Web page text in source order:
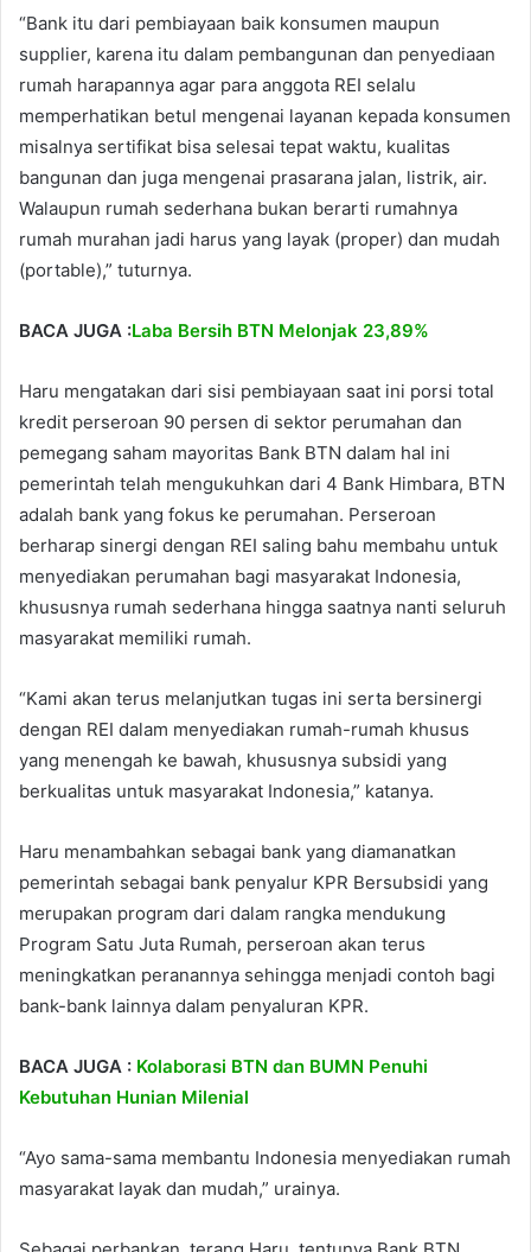
“Bank itu dari pembiayaan baik konsumen maupun
supplier, karena itu dalam pembangunan dan penyediaan
rumah harapannya agar para anggota REI selalu
memperhatikan betul mengenai layanan kepada konsumen
misalnya sertifikat bisa selesai tepat waktu, kualitas
bangunan dan juga mengenai prasarana jalan, listrik, air.
Walaupun rumah sederhana bukan berarti rumahnya
rumah murahan jadi harus yang layak (proper) dan mudah
(portable),” tuturnya.
BACA JUGA :Laba Bersih BTN Melonjak 23,89%
Haru mengatakan dari sisi pembiayaan saat ini porsi total
kredit perseroan 90 persen di sektor perumahan dan
pemegang saham mayoritas Bank BTN dalam hal ini
pemerintah telah mengukuhkan dari 4 Bank Himbara, BTN
adalah bank yang fokus ke perumahan. Perseroan
berharap sinergi dengan REI saling bahu membahu untuk
menyediakan perumahan bagi masyarakat Indonesia,
khususnya rumah sederhana hingga saatnya nanti seluruh
masyarakat memiliki rumah.
“Kami akan terus melanjutkan tugas ini serta bersinergi
dengan REI dalam menyediakan rumah-rumah khusus
yang menengah ke bawah, khususnya subsidi yang
berkualitas untuk masyarakat Indonesia,” katanya.
Haru menambahkan sebagai bank yang diamanatkan
pemerintah sebagai bank penyalur KPR Bersubsidi yang
merupakan program dari dalam rangka mendukung
Program Satu Juta Rumah, perseroan akan terus
meningkatkan peranannya sehingga menjadi contoh bagi
bank-bank lainnya dalam penyaluran KPR.
BACA JUGA : Kolaborasi BTN dan BUMN Penuhi
Kebutuhan Hunian Milenial
“Ayo sama-sama membantu Indonesia menyediakan rumah
masyarakat layak dan mudah,” urainya.